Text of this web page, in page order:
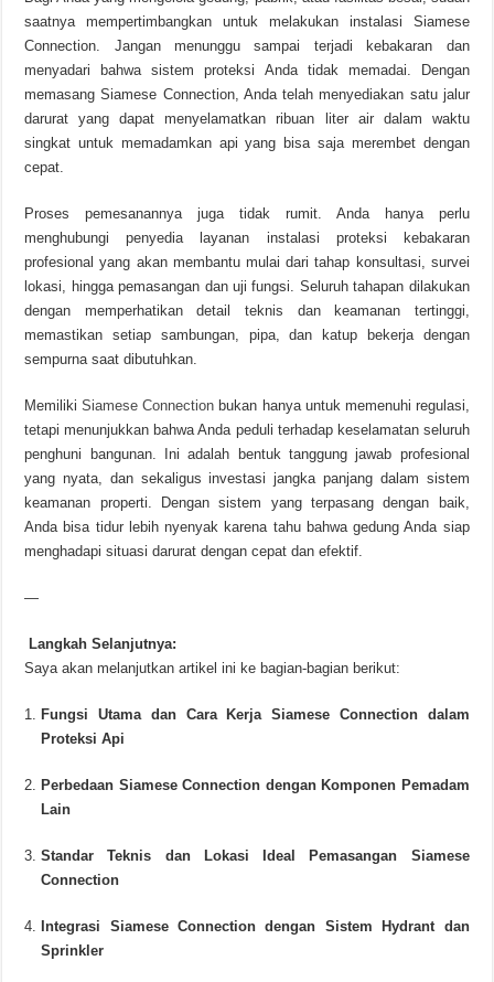
saatnya mempertimbangkan untuk melakukan instalasi Siamese
Connection. Jangan menunggu sampai terjadi kebakaran dan
menyadari bahwa sistem proteksi Anda tidak memadai. Dengan
memasang Siamese Connection, Anda telah menyediakan satu jalur
darurat yang dapat menyelamatkan ribuan liter air dalam waktu
singkat untuk memadamkan api yang bisa saja merembet dengan
cepat.
Proses pemesanannya juga tidak rumit. Anda hanya perlu
menghubungi penyedia layanan instalasi proteksi kebakaran
profesional yang akan membantu mulai dari tahap konsultasi, survei
lokasi, hingga pemasangan dan uji fungsi. Seluruh tahapan dilakukan
dengan memperhatikan detail teknis dan keamanan tertinggi,
memastikan setiap sambungan, pipa, dan katup bekerja dengan
sempurna saat dibutuhkan.
MemilikiSiamese Connection bukan hanya untuk memenuhi regulasi,
tetapi menunjukkan bahwa Anda peduli terhadap keselamatan seluruh
penghuni bangunan. Ini adalah bentuk tanggung jawab profesional
yang nyata, dan sekaligus investasi jangka panjang dalam sistem
keamanan properti. Dengan sistem yang terpasang dengan baik,
Anda bisa tidur lebih nyenyak karena tahu bahwa gedung Anda siap
menghadapi situasi darurat dengan cepat dan efektif.
—
Langkah Selanjutnya:
Saya akan melanjutkan artikel ini ke bagian-bagian berikut:
Fungsi Utama dan Cara Kerja Siamese Connection dalam
Proteksi Api
Perbedaan Siamese Connection dengan Komponen Pemadam
Lain
Standar Teknis dan Lokasi Ideal Pemasangan Siamese
Connection
Integrasi Siamese Connection dengan Sistem Hydrant dan
Sprinkler